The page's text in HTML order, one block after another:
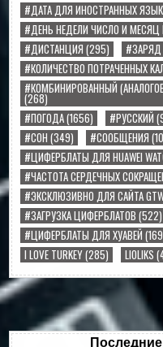
#ДАТА ДЛЯ ИНОСТРАННЫХ
#ДЕНЬ НЕДЕЛИ ЧИСЛО И МЕСЯЦ
#ДИСТАНЦИЯ (295) #ЗАРЯД
#КОЛИЧЕСТВО ПОТРАЧЕННЫХ
#КОМБИНИРОВАННЫЙ
(268)
#ПОГОДА(1656) #РУССКИЙ
#СОН (349) #СООБЩЕНИЯ
#ЦИФЕРБЛАТЫ ДЛЯ HUAWEI
#ЧАСТОТА СЕРДЕЧНЫХ
#ЭКСКЛЮЗИВНО ДЛЯ САЙТА
#ЗАГРУЗКА ЦИФЕРБЛАТОВ (522)
#ЦИФЕРБЛАТЫ ДЛЯ ХУАВЕЙ
I LOVE TURKEY(285) LIOLIKS